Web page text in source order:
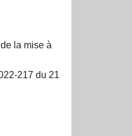
la mise à
217 du 21